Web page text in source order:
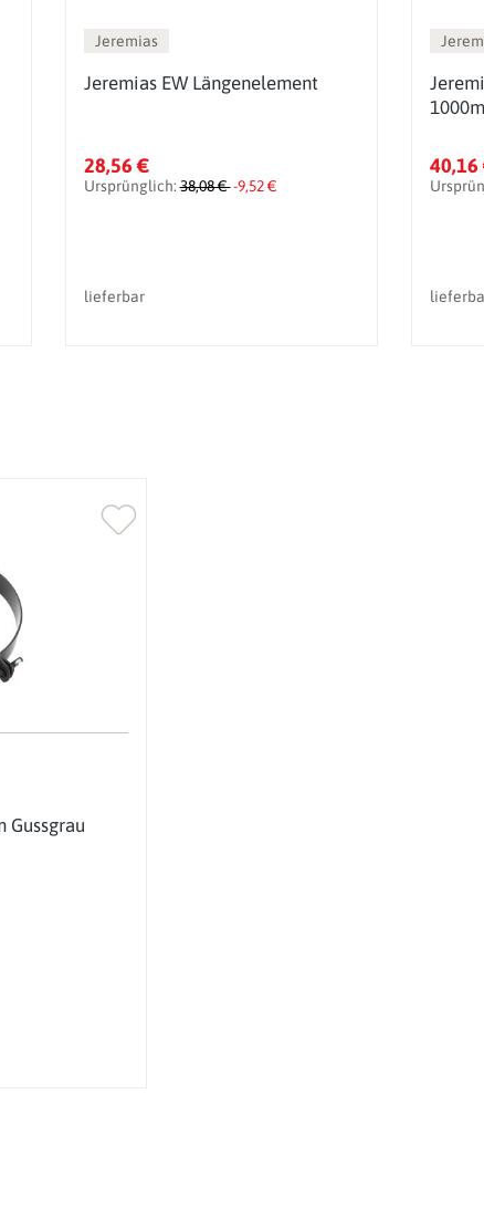
Jeremias
Jeremias EW Längenelement
28,56 €
Ursprünglich:38,08 €-9,52 €
lieferbar
40,16
Gussgrau